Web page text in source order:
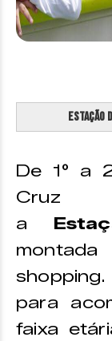
Estação
De 1° a
Cruz
a
para
faixa